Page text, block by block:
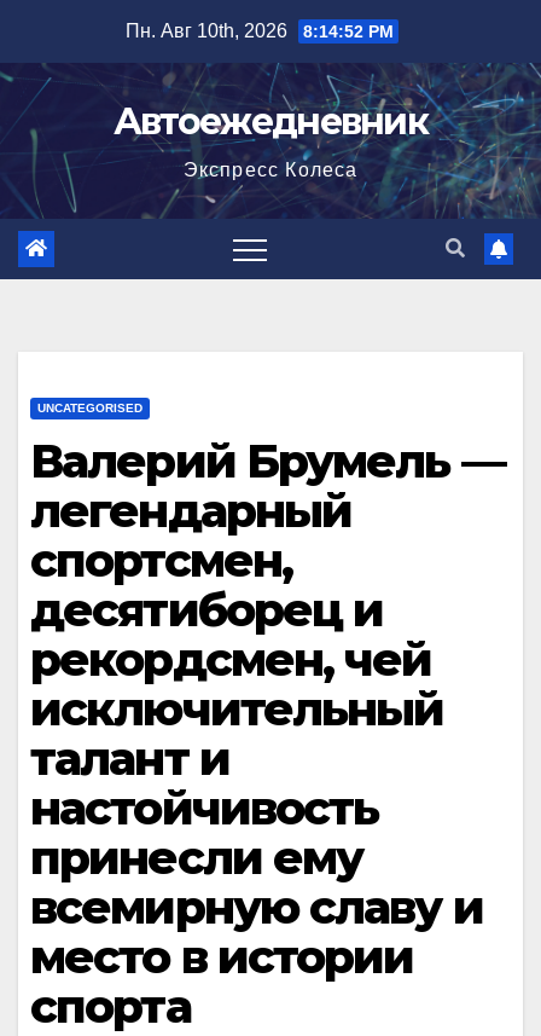
содержимому
Пн. Авг 10th, 2026 8:14:53 PM
Автоежедневник
Экспресс Колеса
UNCATEGORISED
Валерий Брумель —
легендарный
спортсмен,
десятиборец и
рекордсмен, чей
исключительный
талант и
настойчивость
принесли ему
всемирную славу и
место в истории
спорта